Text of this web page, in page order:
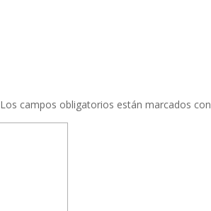
Los campos obligatorios están marcados con